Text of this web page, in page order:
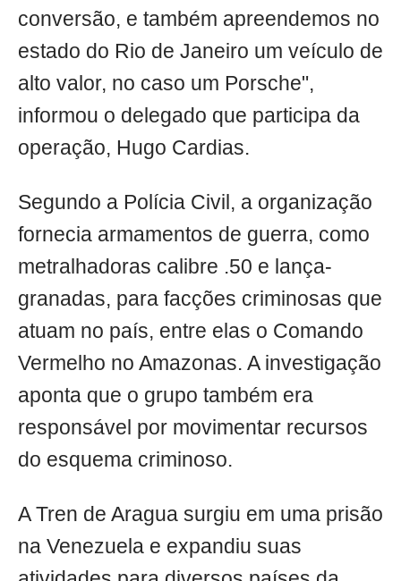
conversão, e também apreendemos no
estado do Rio de Janeiro um veículo de
alto valor, no caso um Porsche",
informou o delegado que participa da
operação, Hugo Cardias.
Segundo a Polícia Civil, a organização
fornecia armamentos de guerra, como
metralhadoras calibre .50 e lança-
granadas, para facções criminosas que
atuam no país, entre elas o Comando
Vermelho no Amazonas. A investigação
aponta que o grupo também era
responsável por movimentar recursos
do esquema criminoso.
A Tren de Aragua surgiu em uma prisão
na Venezuela e expandiu suas